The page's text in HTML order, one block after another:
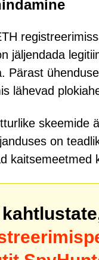
jäljendada
Pärast
lähevad
skeemide
on
kaitsemeetmed